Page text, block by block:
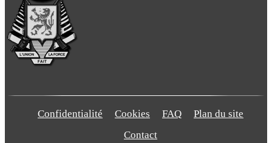
Confidentialité Cookies FAQ
Plan du site
Contact